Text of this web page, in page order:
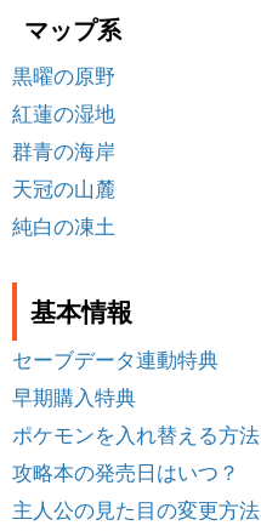
マップ系
黒曜の原野
紅蓮の湿地
群青の海岸
天冠の山麓
純白の凍土
基本情報
セーブデータ連動特典
早期購入特典
ポケモンを入れ替える方法
攻略本の発売日はいつ？
主人公の見た目の変更方法